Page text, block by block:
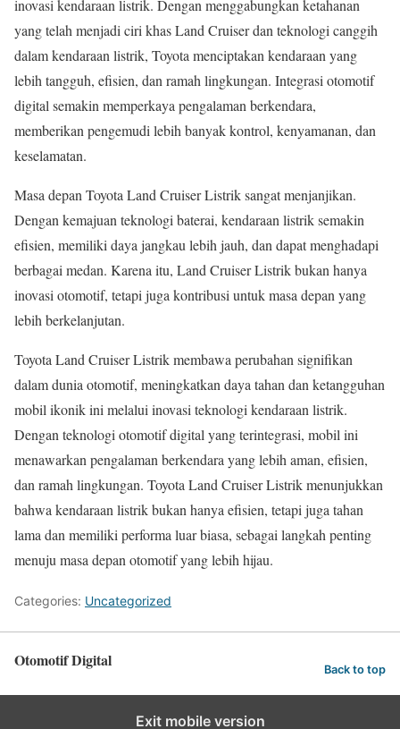
inovasi kendaraan listrik. Dengan menggabungkan ketahanan
yang telah menjadi ciri khas Land Cruiser dan teknologi canggih
dalam kendaraan listrik, Toyota menciptakan kendaraan yang
lebih tangguh, efisien, dan ramah lingkungan. Integrasi otomotif
digital semakin memperkaya pengalaman berkendara,
memberikan pengemudi lebih banyak kontrol, kenyamanan, dan
keselamatan.
Masa depan Toyota Land Cruiser Listrik sangat menjanjikan.
Dengan kemajuan teknologi baterai, kendaraan listrik semakin
efisien, memiliki daya jangkau lebih jauh, dan dapat menghadapi
berbagai medan. Karena itu, Land Cruiser Listrik bukan hanya
inovasi otomotif, tetapi juga kontribusi untuk masa depan yang
lebih berkelanjutan.
Toyota Land Cruiser Listrik membawa perubahan signifikan
dalam dunia otomotif, meningkatkan daya tahan dan ketangguhan
mobil ikonik ini melalui inovasi teknologi kendaraan listrik.
Dengan teknologi otomotif digital yang terintegrasi, mobil ini
menawarkan pengalaman berkendara yang lebih aman, efisien,
dan ramah lingkungan. Toyota Land Cruiser Listrik menunjukkan
bahwa kendaraan listrik bukan hanya efisien, tetapi juga tahan
lama dan memiliki performa luar biasa, sebagai langkah penting
menuju masa depan otomotif yang lebih hijau.
Categories: Uncategorized
Otomotif Digital Back to top
Exit mobile version